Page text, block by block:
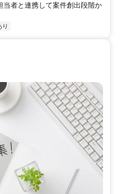
当者と連携して案件創出段階か
り